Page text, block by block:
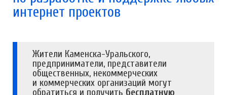
интернет проектов
Жители Каменска-Уральского,
предприниматели, представители
общественных, некоммерческих
и коммерческих организаций могут
обратиться и получить бесплатную